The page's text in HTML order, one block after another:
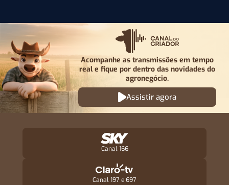
Acompanhe as transmissões em tempo
real e fique pordentro das novidades do
agronegócio.
Assistir agora
Canal 166
Canal 197 e 697